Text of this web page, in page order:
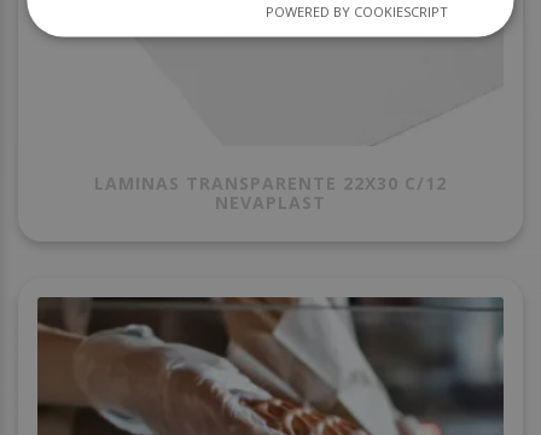
LAMINAS TRANSPARENTE 22X30 C/12
NEVAPLAST
POWERED BY COOKIESCRIPT